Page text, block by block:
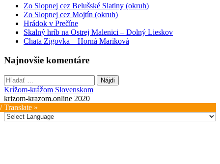
Zo Slopnej cez Belušské Slatiny (okruh)
Zo Slopnej cez Mojtín (okruh)
Hrádok v Prečíne
Skalný hríb na Ostrej Malenici – Dolný Lieskov
Chata Zigovka – Horná Mariková
Najnovšie komentáre
Hľadať:
Krížom-krážom Slovenskom
krizom-krazom.online 2020
Translate »